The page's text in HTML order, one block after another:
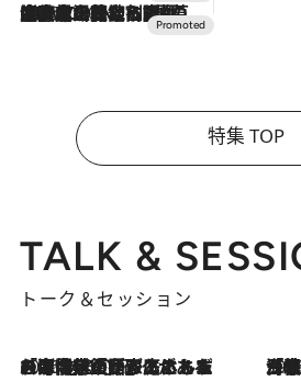
2026.7.10
NEW OPEN！【界 草津】名湯の地に誕生。趣の異なる2種の温泉と上州ならではの会席・蕎麦割烹など美食を味わう究極の癒やし旅
特集 TOP
TALK &
トーク＆セッション
2026.8.3
「今後値上げがあるとすれば…」「リスクがあるのは今年の冬」エネルギー専門家が語る、ホルムズ海峡封鎖が家庭にもたらす“ある心配” 「住宅建てられない…」「サーチャー